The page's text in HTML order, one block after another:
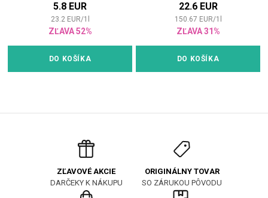
5.8 EUR
23.2 EUR/1
ZĽAVA 52%
DO KOŠÍKA
22.6 EUR
150.67 EUR/1
ZĽAVA 31%
DO KOŠÍKA
ZĽAVOVÉ AKCIE
DARČEKY K NÁKUPU
ORIGINÁLNY TOVAR
SO ZÁRUKOU PÔVODU